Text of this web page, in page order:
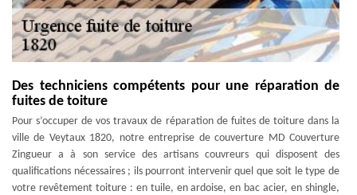
Des techniciens compétents pour une réparation de
fuites de toiture
Pour s’occuper de vos travaux de réparation de fuites de toiture dans la
ville de Veytaux 1820, notre entreprise de couverture MD Couverture
Zingueur a à son service des artisans couvreurs qui disposent des
qualifications nécessaires ; ils pourront intervenir quel que soit le type de
votre revêtement toiture : en tuile, en ardoise, en bac acier, en shingle,